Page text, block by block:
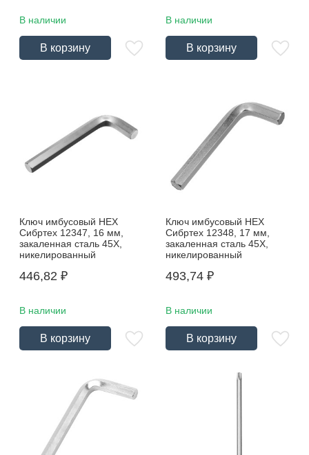
В наличии
В корзину
В наличии
В корзину
Ключ имбусовый HEX
Сибртех 12347, 16 мм,
закаленная сталь 45Х,
никелированный
446,82 ₽
В наличии
В корзину
Ключ имбусовый HEX
Сибртех 12348, 17 мм,
закаленная сталь 45Х,
никелированный
493,74 ₽
В наличии
В корзину